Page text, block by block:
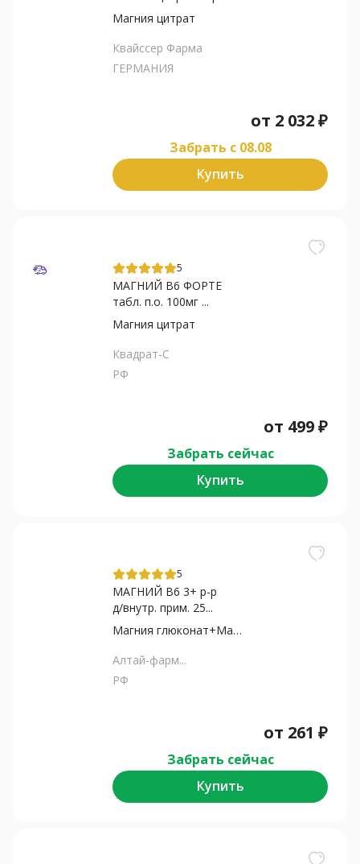
Магния цитрат
Квайссер Фарма
ГЕРМАНИЯ
от 2 032₽
Забрать c 08.08
Купить
5
МАГНИЙ В6 ФОРТЕ
табл. п.о. 100мг ...
Магния цитрат
Квадрат-С
РФ
от 499₽
Забрать сейчас
Купить
5
МАГНИЙ В6 3+ р-р
д/внутр. прим. 25...
Магния глюконат+Магния...
Алтай-фарм...
РФ
от 261 ₽
Забрать сейчас
Купить